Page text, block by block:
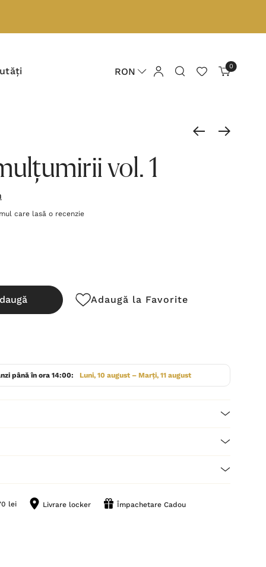
RON 0
vol. 1
care lasă o recenzie
Adaugă la Favorite
până în ora 14:00: Luni, 10 august – Marți, 11 august
lei Livrare locker Împachetare Cadou